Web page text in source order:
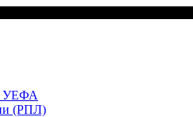
УЕФА
(РПЛ)